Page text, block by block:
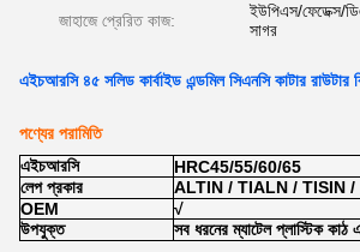
জাহাজে প্রেরিত কাজ:
ইউপিএস/ফেডেক্স/
সাগর
এইচআরসি ৪৫ সলিড কার্বাইড এন্ডমিল সিএনসি কাটার রাউটার
পণ্যের পরামিতি
এইচআরসি
HRC45/55/60/65
লেপ প্রকার
ALTIN / TIALN / TISIN /
OEM
√
উপযুক্ত
সব ধরনের ম্যাটেল প্লাস্টিক কাঠ